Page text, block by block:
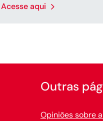
Acesse aqui
Outras
Opiniões sobre a